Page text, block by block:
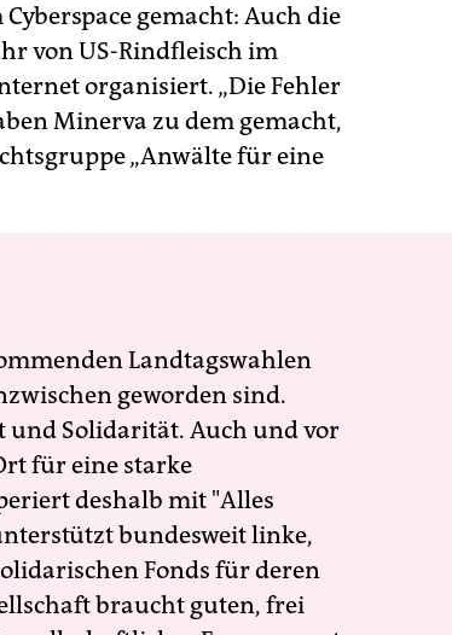
gemacht: Auch die
von US-Rindfleisch im
organisiert. „Die Fehler
Minerva zu dem gemacht,
„Anwälte für eine
Landtagswahlen
geworden sind.
und Solidarität. Auch und vor
für eine starke
deshalb mit "Alles
bundesweit linke,
Fonds für deren
braucht guten, frei